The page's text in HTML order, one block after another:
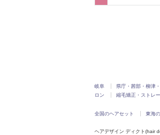
岐阜 県庁・茜部・柳津
ロン
縮毛矯正・ストレ
全国のヘアセット 東海
ヘアデザイン ディクト(hair